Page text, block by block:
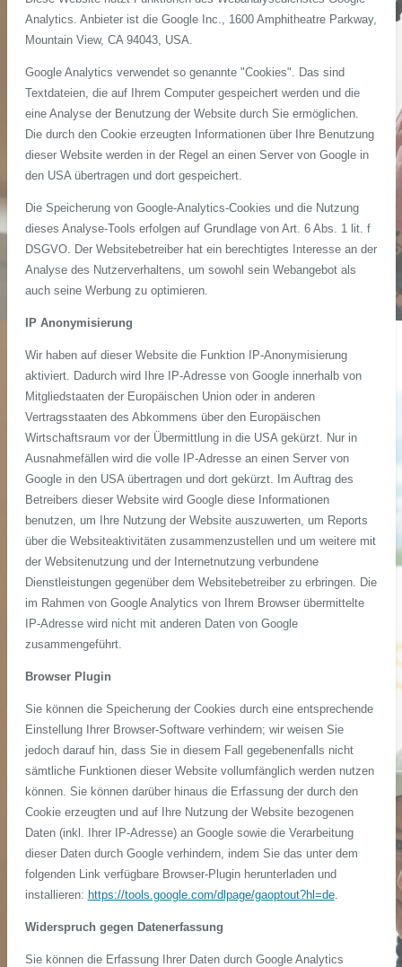
Analytics. Anbieter ist die Google Inc., 1600 Amphitheatre Parkway,
Mountain View, CA 94043, USA.
Google Analytics verwendet so genannte "Cookies". Das sind
Textdateien, die auf Ihrem Computer gespeichert werden und die
eine Analyse der Benutzung der Website durch Sie ermöglichen.
Die durch den Cookie erzeugten Informationen über Ihre Benutzung
dieser Website werden in der Regel an einen Server von Google in
den USA übertragen und dort gespeichert.
Die Speicherung von Google-Analytics-Cookies und die Nutzung
dieses Analyse-Tools erfolgen auf Grundlage von Art. 6 Abs. 1 lit. f
DSGVO. Der Websitebetreiber hat ein berechtigtes Interesse an der
Analyse des Nutzerverhaltens, um sowohl sein Webangebot als
auch seine Werbung zu optimieren.
IP Anonymisierung
Wir haben auf dieser Website die Funktion IP-Anonymisierung
aktiviert. Dadurch wird Ihre IP-Adresse von Google innerhalb von
Mitgliedstaaten der Europäischen Union oder in anderen
Vertragsstaaten des Abkommens über den Europäischen
Wirtschaftsraum vor der Übermittlung in die USA gekürzt. Nur in
Ausnahmefällen wird die volle IP-Adresse an einen Server von
Google in den USA übertragen und dort gekürzt. Im Auftrag des
Betreibers dieser Website wird Google diese Informationen
benutzen, um Ihre Nutzung der Website auszuwerten, um Reports
über die Websiteaktivitäten zusammenzustellen und um weitere mit
der Websitenutzung und der Internetnutzung verbundene
Dienstleistungen gegenüber dem Websitebetreiber zu erbringen. Die
im Rahmen von Google Analytics von Ihrem Browser übermittelte
IP-Adresse wird nicht mit anderen Daten von Google
zusammengeführt.
Browser Plugin
Sie können die Speicherung der Cookies durch eine entsprechende
Einstellung Ihrer Browser-Software verhindern; wir weisen Sie
jedoch darauf hin, dass Sie in diesem Fall gegebenenfalls nicht
sämtliche Funktionen dieser Website vollumfänglich werden nutzen
können. Sie können darüber hinaus die Erfassung der durch den
Cookie erzeugten und auf Ihre Nutzung der Website bezogenen
Daten (inkl. Ihrer IP-Adresse) an Google sowie die Verarbeitung
dieser Daten durch Google verhindern, indem Sie das unter dem
folgenden Link verfügbare Browser-Plugin herunterladen und
installieren: https://tools.google.com/dlpage/gaoptout?hl=de.
Widerspruch gegen Datenerfassung
Sie können die Erfassung Ihrer Daten durch Google Analytics